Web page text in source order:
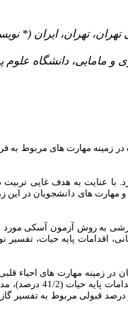
تهران، ایران (*
و مامایی، دانشگاه
زمینه مهارت های مربوط به
با عنایت به هدف غایی
های دانشجویان در این
به روش آزمون آسکی مورد
، اقدامات پایه حیات، تفسیر
در زمینه مهارت های احیاء
سطح متوسط قرار داشت (64/7 درصد). بهترین عملکرد با 52/9 درصد قبولی مربوط
عملکرد با صفر درصد قبولی مربوط به